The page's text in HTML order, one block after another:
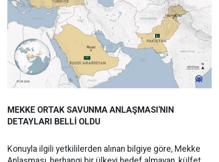
MEKKE ORTAK SAVUNMA ANLAŞMASI'NIN
DETAYLARI BELLİ OLDU
Konuyla ilgili yetkililerden alınan bilgiye göre, Mekke